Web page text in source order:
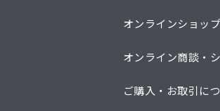
オンラインショップ
オンライン商談・
ご購入・お取引に